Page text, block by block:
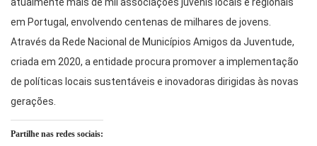
atualmente mais de mil associações juvenis locais e regionais
em Portugal, envolvendo centenas de milhares de jovens.
Através da Rede Nacional de Municípios Amigos da Juventude,
criada em 2020, a entidade procura promover a implementação
de políticas locais sustentáveis e inovadoras dirigidas às novas
gerações.
Partilhe nas redes sociais: